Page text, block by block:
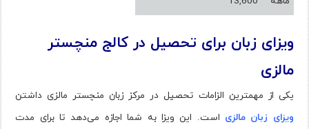
ویزای زبان برای تحصیل در کالج منچستر
مالزی
یکی از مهمترین الزامات تحصیل در مرکز زبان منچستر مالزی داشتن
ویزای زبان مالزی است. این ویزا به شما اجازه می‌دهد تا برای مدت